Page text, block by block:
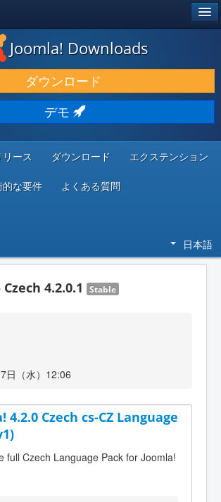
Joomla! Downloads
ダウンロード
デモ
ース ダウンロード エクステンション
的な要件 よくある質問
日本語
4.2.0.1 Stable
日（水）12:06
4.2.0 Czech cs-CZ Language
full Czech Language Pack for Joomla!